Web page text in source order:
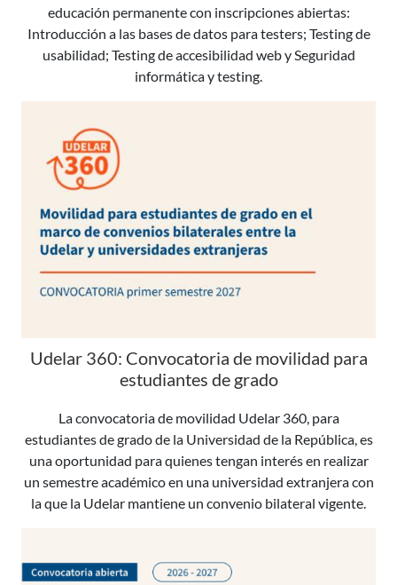
educación permanente con inscripciones abiertas:
Introducción a las bases de datos para testers; Testing de
usabilidad; Testing de accesibilidad web y Seguridad
informática y testing.
Udelar 360: Convocatoria de movilidad para
estudiantes de grado
La convocatoria de movilidad Udelar 360, para
estudiantes de grado de la Universidad de la República, es
una oportunidad para quienes tengan interés en realizar
un semestre académico en una universidad extranjera con
la que la Udelar mantiene un convenio bilateral vigente.